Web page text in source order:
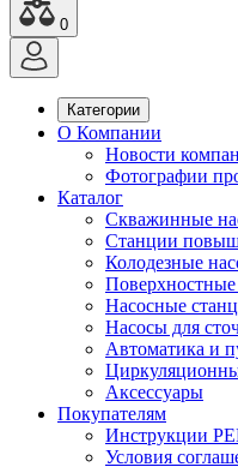
0
Категории
О Компании
Новости
Фотографии
Каталог
Скважинные
Станции
Колодезные
Насосные
Насосы для
Автоматика и
Аксессуары
Покупателям
Инструкции
Условия